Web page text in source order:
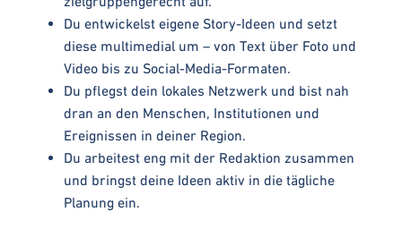
Du entwickelst eigene Story-Ideen und setzt
diese multimedial um – von Text über Foto und
Video bis zu Social-Media-Formaten.
Du pflegst dein lokales Netzwerk und bist nah
dran an den Menschen, Institutionen und
Ereignissen in deiner Region.
Du arbeitest eng mit der Redaktion zusammen
und bringst deine Ideen aktiv in die tägliche
Planung ein.